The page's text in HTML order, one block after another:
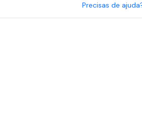
Precisas de